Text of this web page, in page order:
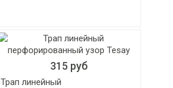
315 руб
Трап линейный